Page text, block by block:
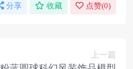
分享 收藏 点赞(0)
上一篇